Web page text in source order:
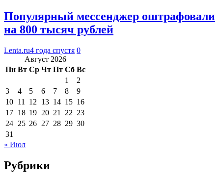
Популярный мессенджер оштрафовали
на 800 тысяч рублей
Lenta.ru4 года спустя 0
Август 2026
Пн Вт Ср Чт Пт Сб Вс
1
2
3
4 5 6 7 8
9
10 11 12 13 14 15 16
17 18 19 20 21 22 23
24 25 26 27 28 29 30
31
« Июл
Рубрики